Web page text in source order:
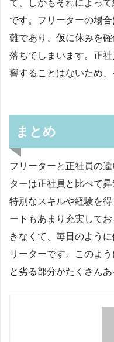
て、しかもそれによっ
です。フリーターの場
難であり、仮に休みを
落ちてしまいます。正
響することはないため、
まとめ
フリーターと正社員の
ターは正社員と比べて
特別なスキルや経験を
ートもあまり充実して
きなくて、毎日のよう
リーターです。このよ
と劣る部分がたくさん